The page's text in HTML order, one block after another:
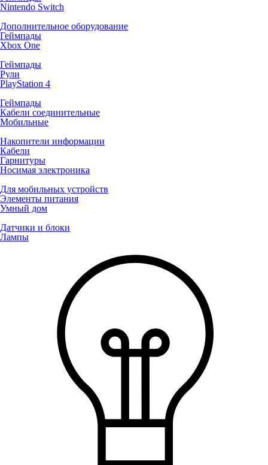
Nintendo Switch
Дополнительное оборудование
Геймпады
Xbox One
Геймпады
Рули
PlayStation 4
Геймпады
Кабели соединительные
Мобильные
Накопители информации
Кабели
Гарнитуры
Носимая электроника
Для мобильных устройств
Элементы питания
Умный дом
Датчики и блоки
Лампы